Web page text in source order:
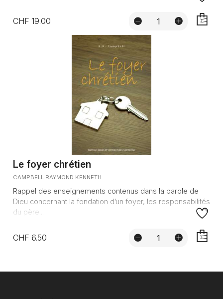
CHF 19.00
Le foyer chrétien
CAMPBELL RAYMOND KENNETH
Rappel des enseignements contenus dans la parole de
Dieu concernant la fondation d’un foyer, les responsabilités
du père...
CHF 6.50